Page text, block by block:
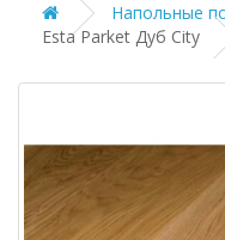
Напольные
Esta Parket Дуб City